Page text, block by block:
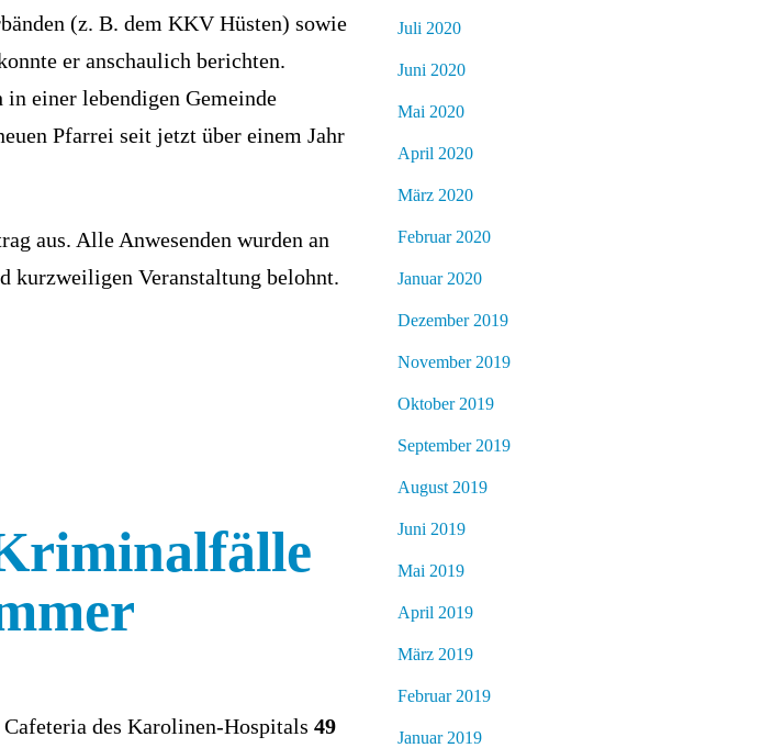
(z. B. dem KKV Hüsten) sowie
er anschaulich berichten.
einer lebendigen Gemeinde
Pfarrei seit jetzt über einem Jahr
aus. Alle Anwesenden wurden an
kurzweiligen Veranstaltung belohnt.
des Karolinen-Hospitals 49
Juli 2020
Juni 2020
Mai 2020
April 2020
März 2020
Februar 2020
Januar 2020
Dezember 2019
November 2019
Oktober 2019
September 2019
August 2019
Juni 2019
Mai 2019
April 2019
März 2019
Februar 2019
Januar 2019